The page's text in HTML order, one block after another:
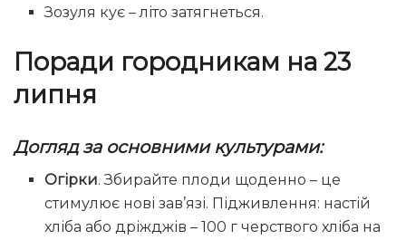
Зозуля кує – літо затягнеться.
Поради городникам на 23
липня
Догляд за основними культурами:
Огірки. Збирайте плоди щоденно – це
стимулює нові зав’язі. Підживлення: настій
хліба або дріжджів – 100 г черствого хліба на